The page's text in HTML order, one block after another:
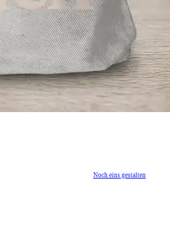
Noch eins gestalten